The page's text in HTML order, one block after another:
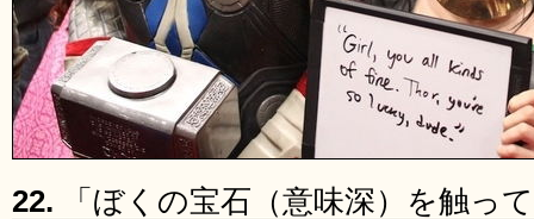
22. 「ぼくの宝石（意味深）を触っ